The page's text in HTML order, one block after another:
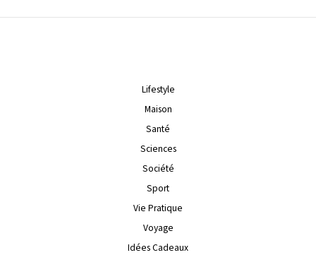
Lifestyle
Maison
Santé
Sciences
Société
Sport
Vie Pratique
Voyage
Idées Cadeaux